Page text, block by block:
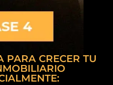
PARA CRECER TU